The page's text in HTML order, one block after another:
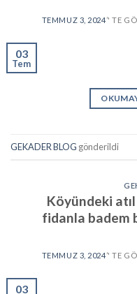
TEMMUZ 3, 2024’' TE
03
Tem
GEKADER BLOG gönderildi
Köyündeki
fidanla badem
TEMMUZ 3, 2024’' TE
03